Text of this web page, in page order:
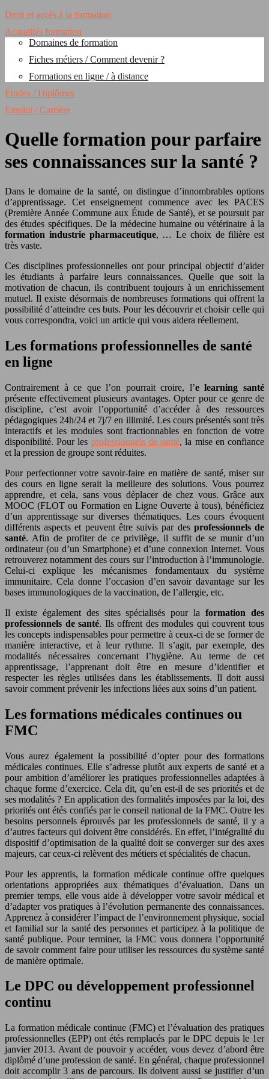
Droit et accès à la formation
Actualités formation
Domaines de formation
Fiches métiers / Comment devenir ?
Formations en ligne / à distance
Études / Diplômes
Emploi / Carrière
Quelle formation pour parfaire
ses connaissances sur la santé ?
Dans le domaine de la santé, on distingue d’innombrables options
d’apprentissage. Cet enseignement commence avec les PACES
(Première Année Commune aux Étude de Santé), et se poursuit par
des études spécifiques. De la médecine humaine ou vétérinaire à la
formation industrie pharmaceutique, … Le choix de filière est
très vaste.
Ces disciplines professionnelles ont pour principal objectif d’aider
les étudiants à parfaire leurs connaissances. Quelle que soit la
motivation de chacun, ils contribuent toujours à un enrichissement
mutuel. Il existe désormais de nombreuses formations qui offrent la
possibilité d’atteindre ces buts. Pour les découvrir et choisir celle qui
vous correspondra, voici un article qui vous aidera réellement.
Les formations professionnelles de santé
en ligne
Contrairement à ce que l’on pourrait croire, l’e learning santé
présente effectivement plusieurs avantages. Opter pour ce genre de
discipline, c’est avoir l’opportunité d’accéder à des ressources
pédagogiques 24h/24 et 7j/7 en illimité. Les cours présentés sont très
interactifs et les modules sont fractionnables en fonction de votre
disponibilité. Pour les professionnels de santé, la mise en confiance
et la pression de groupe sont réduites.
Pour perfectionner votre savoir-faire en matière de santé, miser sur
des cours en ligne serait la meilleure des solutions. Vous pourrez
apprendre, et cela, sans vous déplacer de chez vous. Grâce aux
MOOC (FLOT ou Formation en Ligne Ouverte à tous), bénéficiez
d’un apprentissage sur diverses thématiques. Les cours évoquent
différents aspects et peuvent être suivis par des professionnels de
santé. Afin de profiter de ce privilège, il suffit de se munir d’un
ordinateur (ou d’un Smartphone) et d’une connexion Internet. Vous
retrouverez notamment des cours sur l’introduction à l’immunologie.
Celui-ci explique les mécanismes fondamentaux du système
immunitaire. Cela donne l’occasion d’en savoir davantage sur les
bases immunologiques de la vaccination, de l’allergie, etc.
Il existe également des sites spécialisés pour laformation des
professionnels de santé. Ils offrent des modules qui couvrent tous
les concepts indispensables pour permettre à ceux-ci de se former de
manière interactive, et à leur rythme. Il s’agit, par exemple, des
modalités nécessaires concernant l’hygiène. Au terme de cet
apprentissage, l’apprenant doit être en mesure d’identifier et
respecter les règles utilisées dans les établissements. Il doit aussi
savoir comment prévenir les infections liées aux soins d’un patient.
Les formations médicales continues ou
FMC
Vous aurez également la possibilité d’opter pour des formations
médicales continues. Elle s’adresse plutôt aux experts de santé et a
pour ambition d’améliorer les pratiques professionnelles adaptées à
chaque forme d’exercice. Cela dit, qu’en est-il de ses priorités et de
ses modalités ? En application des formalités imposées par la loi, des
priorités ont étés confiés par le conseil national de la FMC. Outre les
besoins personnels éprouvés par les professionnels de santé, il y a
d’autres facteurs qui doivent être considérés. En effet, l’intégralité du
dispositif d’optimisation de la qualité doit se converger sur des axes
majeurs, car ceux-ci relèvent des métiers et spécialités de chacun.
Pour les apprentis, la formation médicale continue offre quelques
orientations appropriées aux thématiques d’évaluation. Dans un
premier temps, elle vous aide à développer votre savoir médical et
d’adapter vos pratiques à l’évolution permanente des connaissances.
Apprenez à considérer l’impact de l’environnement physique, social
et familial sur la santé des personnes et participez à la politique de
santé publique. Pour terminer, la FMC vous donnera l’opportunité
de savoir comment faire pour utiliser les ressources du système santé
de manière optimale.
Le DPC ou développement professionnel
continu
La formation médicale continue (FMC) et l’évaluation des pratiques
professionnelles (EPP) ont étés remplacés par le DPC depuis le 1er
janvier 2013. Avant de pouvoir y accéder, vous devez d’abord être
diplômé d’une profession de santé. En général, chaque professionnel
doit accomplir 3 ans de parcours. Ils doivent aussi se justifier d’un